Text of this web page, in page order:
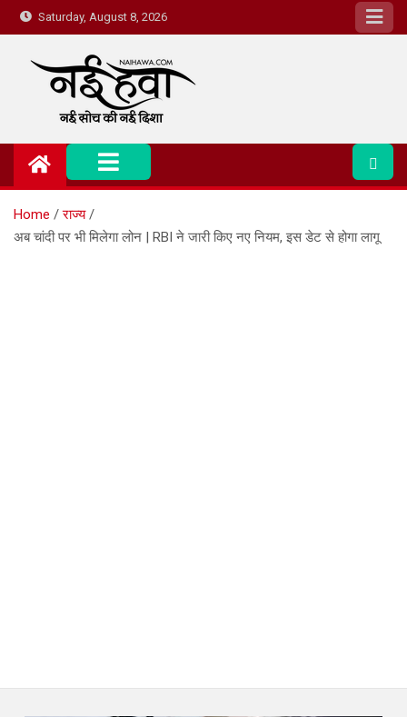
Saturday, August 8, 2026
Nai Hawa
Home
राज्य
अब चांदी पर भी मिलेगा लोन | RBI ने जारी किए नए नियम, इस डेट से होगा लागू